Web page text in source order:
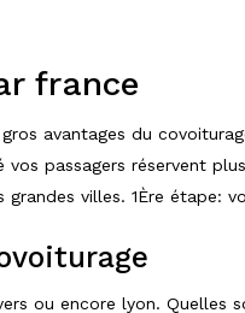
france
avantages du
passagers réservent
villes. 1Ère étape:
ou encore lyon.